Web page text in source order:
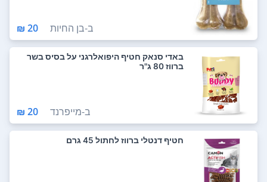
ב-בן החיות 20 ₪
באדי סנאק חטיף היפואלרגני על בסיס בשר
ברווז 80 ג"ר
ב-מייפרנד 20 ₪
חטיף דנטלי ברווז לחתול 45 גרם